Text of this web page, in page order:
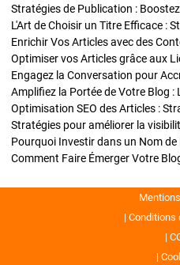
L'Art de Choisir un Titre Efficace :
Optimiser vos Articles grâce aux
Engagez la Conversation pour
Amplifiez la Portée de Votre Blog :
Conditions